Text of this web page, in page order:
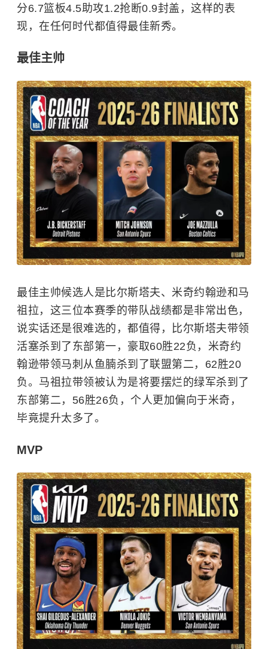
分6.7篮板4.5助攻1.2抢断0.9封盖，这样的表
现，在任何时代都值得最佳新秀。
最佳主帅
最佳主帅候选人是比尔斯塔夫、米奇约翰逊和马
祖拉，这三位本赛季的带队战绩都是非常出色，
说实话还是很难选的，都值得，比尔斯塔夫带领
活塞杀到了东部第一，豪取60胜22负，米奇约
翰逊带领马刺从鱼腩杀到了联盟第二，62胜20
负。马祖拉带领被认为是将要摆烂的绿军杀到了
东部第二，56胜26负，个人更加偏向于米奇，
毕竟提升太多了。
MVP